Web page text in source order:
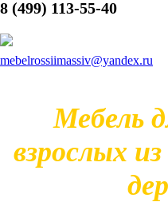
8 (499) 113-55-40
mebelrossiimassiv@yandex.ru
Мебель
взрослых